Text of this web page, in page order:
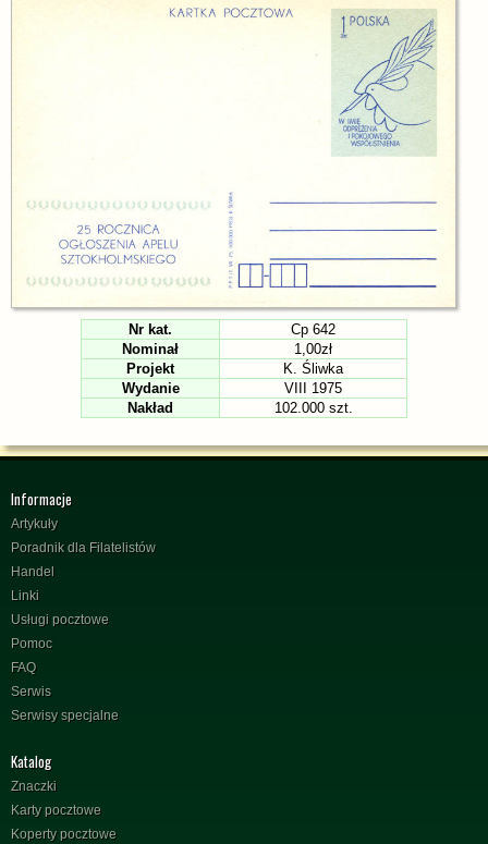
Nr kat.
Cp 642
Nominał
1,00zł
Projekt
K. Śliwka
Wydanie
VIII 1975
Nakład
102.000 szt.
Informacje
Artykuły
Poradnik dla Filatelistów
Handel
Linki
Usługi pocztowe
Pomoc
FAQ
Serwis
Serwisy specjalne
Katalog
Znaczki
Karty pocztowe
Koperty pocztowe